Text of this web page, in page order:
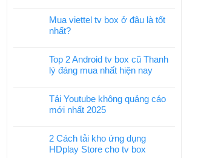
Mua viettel tv box ở đâu là tốt
nhất?
Top 2 Android tv box cũ Thanh
lý đáng mua nhất hiện nay
Tải Youtube không quảng cáo
mới nhất 2025
2 Cách tải kho ứng dụng
HDplay Store cho tv box